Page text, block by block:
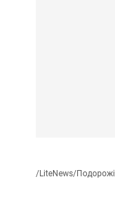
/LiteNews/Подорожі